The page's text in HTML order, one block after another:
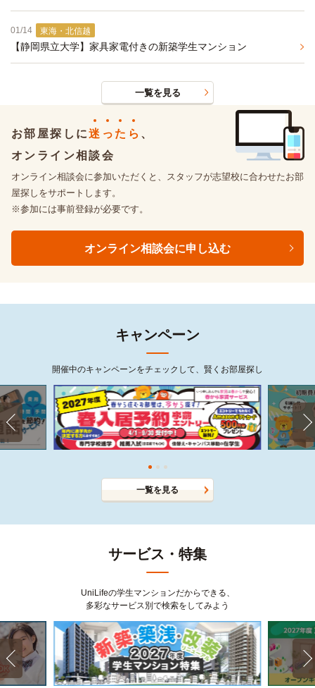
01/14 東海・北信越
【静岡県立大学】家具家電付きの新築学生マンション
一覧を見る
お部屋探しに迷 っ た ら 、
オンライン相談会
オンライン相談会に参加いただくと、スタッフが志望校に合わせたお部
屋探しをサポートします。
※参加には事前登録が必要です。
オンライン相談会に申し込む
キャンペーン
開催中のキャンペーンをチェックして、賢くお部屋探し
一覧を見る
サービス・特集
UniLifeの学生マンションだからできる、
多彩なサービス別で検索をしてみよう